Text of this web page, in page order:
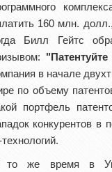
160 млн.
Билл Гейтс
в начале
по объему
портфель
конкурентов в
технологий.
же время в